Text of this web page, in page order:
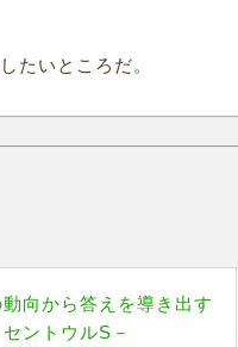
たいところだ。
向から答えを導き出す
ントウルS－